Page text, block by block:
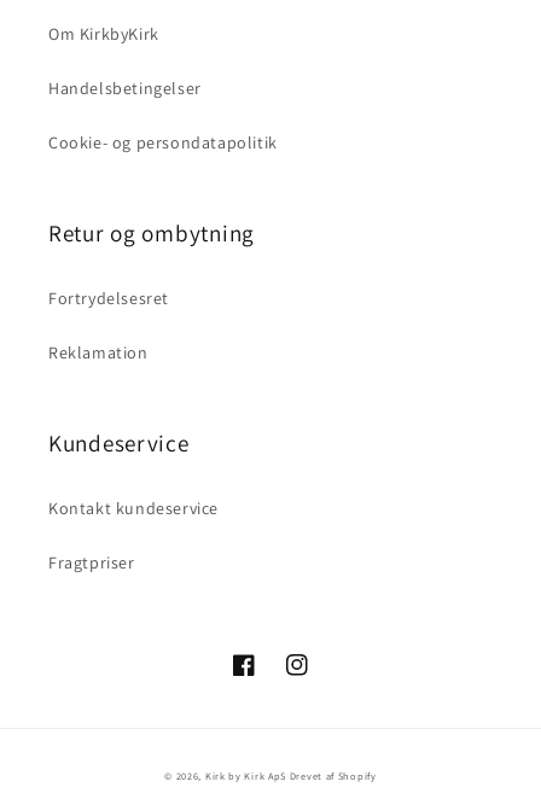
Om KirkbyKirk
Handelsbetingelser
Cookie- og persondatapolitik
Retur og ombytning
Fortrydelsesret
Reklamation
Kundeservice
Kontakt kundeservice
Fragtpriser
FacebookInstagram
© 2026, Kirk by Kirk ApS Drevet af Shopify